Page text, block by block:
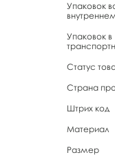
Упаковок
Упаковок в
Статус
Страна
Штрих код
Материал
Размер